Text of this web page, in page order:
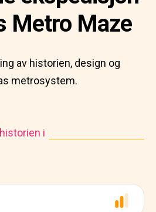
Metro Maze
av historien, design og
metrosystem.
i